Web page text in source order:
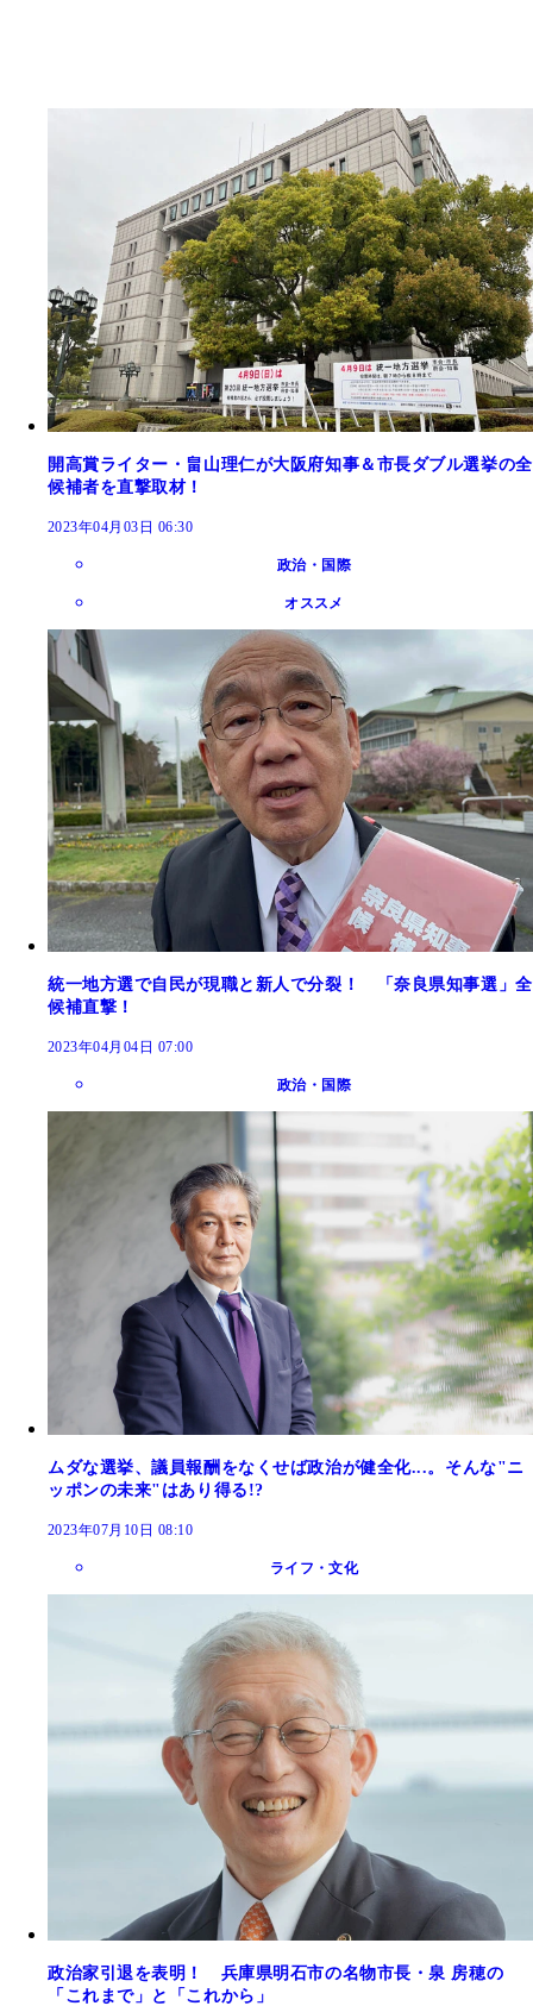
開高賞ライター・畠山理仁が大阪府知事＆市長ダブル選挙の全
候補者を直撃取材！
2023年04月03日 06:30
政治・国際
オススメ
統一地方選で自民が現職と新人で分裂！ 「奈良県知事選」全
候補直撃！
2023年04月04日 07:00
政治・国際
ムダな選挙、議員報酬をなくせば政治が健全化...。そんな"ニ
ッポンの未来"はあり得る!?
2023年07月10日 08:10
ライフ・文化
政治家引退を表明！ 兵庫県明石市の名物市長・泉 房穂の
「これまで」と「これから」